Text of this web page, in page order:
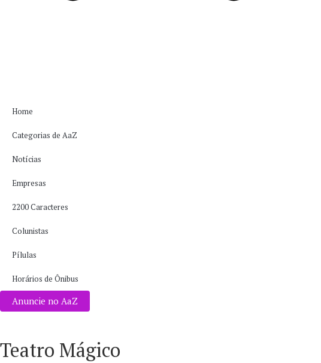
Home
Categorias de AaZ
Notícias
Empresas
2200 Caracteres
Colunistas
Pílulas
Horários de Ônibus
Anuncie no AaZ
Teatro Mágico